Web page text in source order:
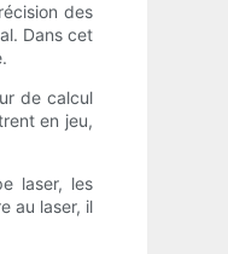
des
Dans cet
de calcul
en jeu,
laser, les
au laser, il